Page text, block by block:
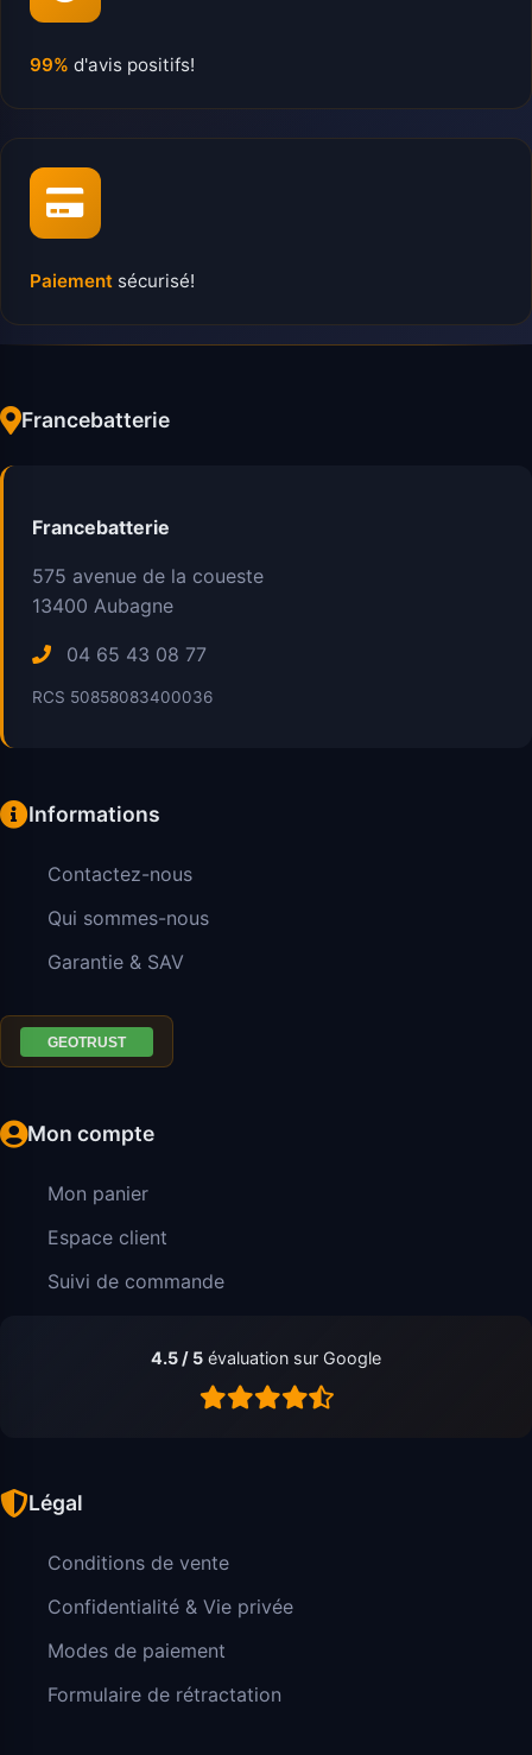
99% d'avis positifs!
Paiement sécurisé!
Francebatterie
Francebatterie
575 avenue de la coueste
13400 Aubagne
04 65 43 08 77
RCS 50858083400036
Informations
Contactez-nous
Qui sommes-nous
Garantie & SAV
Mon compte
Mon panier
Espace client
Suivi de commande
4.5 / 5 évaluation sur Google
Légal
Conditions de vente
Confidentialité & Vie privée
Modes de paiement
Formulaire de rétractation